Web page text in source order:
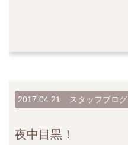
2017.04.21 スタッフブログ
夜中目黒！